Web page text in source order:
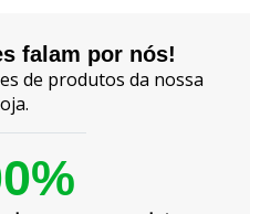
falam por nós!
de produtos da nossa